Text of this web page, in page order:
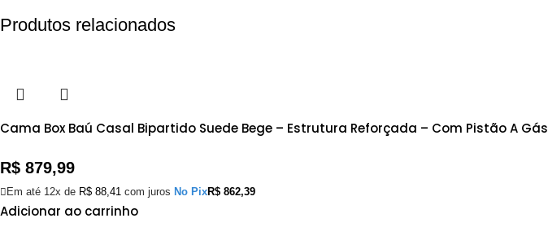
Produtos relacionados
Cama Box Baú Casal Bipartido Suede Bege – Estrutura Reforçada – Com Pistão A Gás
R$ 879,99
Em até 12x de R$ 88,41 com juros No PixR$ 862,39
Adicionar ao carrinho